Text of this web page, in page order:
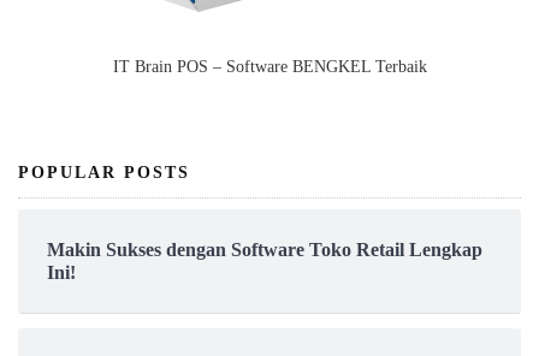
IT Brain POS – Software BENGKEL Terbaik
POPULAR POSTS
Makin Sukses dengan Software Toko Retail Lengkap
Ini!